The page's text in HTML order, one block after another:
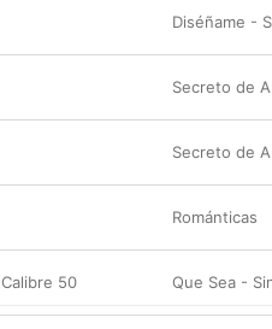
Diséñame -
Secreto de
Secreto de
Románticas
Calibre 50 Que Sea -